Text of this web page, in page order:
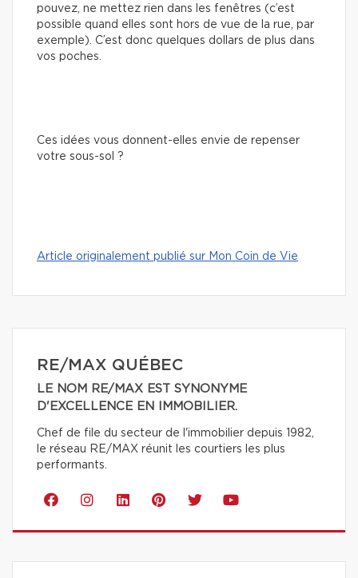
pouvez, ne mettez rien dans les fenêtres (c’est
possible quand elles sont hors de vue de la rue, par
exemple). C’est donc quelques dollars de plus dans
vos poches.
Ces idées vous donnent-elles envie de repenser
votre sous-sol ?
Article originalement publié sur Mon Coin de Vie
RE/MAX QUÉBEC
LE NOM RE/MAX EST SYNONYME
D'EXCELLENCE EN IMMOBILIER.
Chef de file du secteur de l'immobilier depuis 1982,
le réseau RE/MAX réunit les courtiers les plus
performants.